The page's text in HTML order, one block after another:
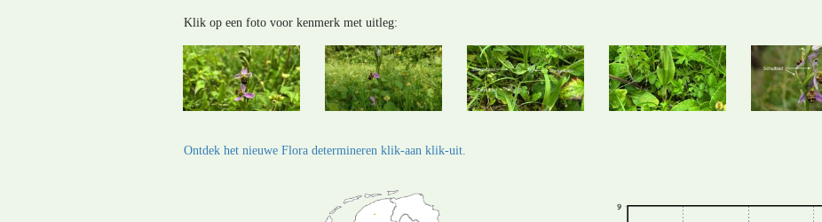
Klik op een foto voor kenmerk met uitleg:
Ontdek het nieuwe Flora determineren klik-aan klik-uit.